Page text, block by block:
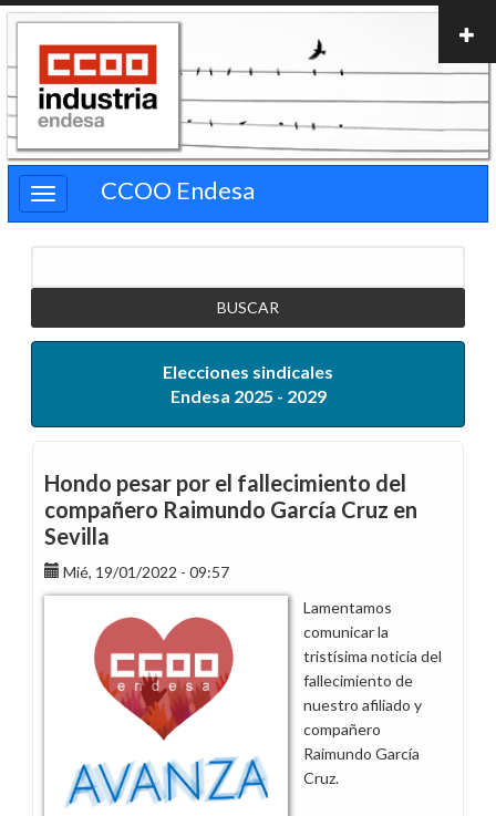
Pasar
contenido
principal
CCOO Endesa
Elecciones sindicales
Endesa 2025 - 2029
Hondo pesar por el fallecimiento del
compañero Raimundo García Cruz en
Sevilla
Mié, 19/01/2022 - 09:57
Lamentamos
comunicar la
tristísima noticia del
fallecimiento de
nuestro afiliado y
compañero
Raimundo García
Cruz.